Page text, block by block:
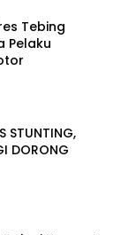
Tebing
Pelaku
STUNTING,
DORONG